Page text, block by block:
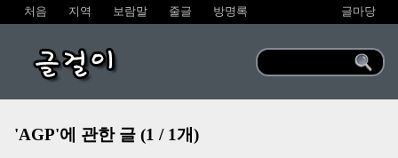
처음 지역 보람말 줄글 방명록 글마당
글걸이
'AGP'에 관한 글 (1 / 1개)